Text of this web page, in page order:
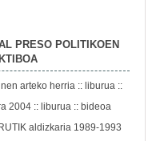
PRESO POLITIKOEN
arteko herria :: liburua ::
2004 :: liburua :: bideoa
aldizkaria 1989-1993